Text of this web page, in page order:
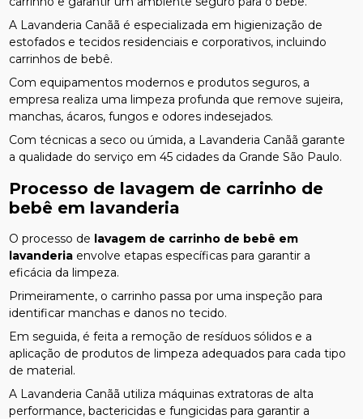
A Lavanderia Canãã é especializada em higienização de
estofados e tecidos residenciais e corporativos, incluindo
carrinhos de bebê.
Com equipamentos modernos e produtos seguros, a
empresa realiza uma limpeza profunda que remove sujeira,
manchas, ácaros, fungos e odores indesejados.
Com técnicas a seco ou úmida, a Lavanderia Canãã garante
a qualidade do serviço em 45 cidades da Grande São Paulo.
Processo de lavagem de carrinho de
bebê em lavanderia
O processo de lavagem de carrinho de bebê em
lavanderia envolve etapas específicas para garantir a
eficácia da limpeza.
Primeiramente, o carrinho passa por uma inspeção para
identificar manchas e danos no tecido.
Em seguida, é feita a remoção de resíduos sólidos e a
aplicação de produtos de limpeza adequados para cada tipo
de material.
A Lavanderia Canãã utiliza máquinas extratoras de alta
performance, bactericidas e fungicidas para garantir a